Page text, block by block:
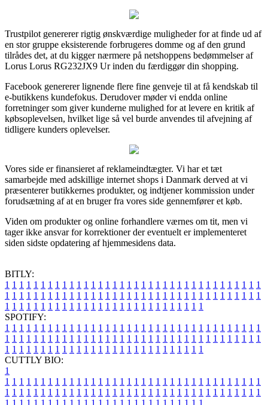
Trustpilot genererer rigtig ønskværdige muligheder for at finde ud af
en stor gruppe eksisterende forbrugeres domme og af den grund
tilrådes det, at du kigger nærmere på netshoppens bedømmelser af
Lorus Lorus RG232JX9 Ur inden du færdiggør din shopping.
Facebook genererer lignende flere fine genveje til at få kendskab til
e-butikkens kundefokus. Derudover møder vi endda online
forretninger som giver kunderne mulighed for at levere en kritik af
købsoplevelsen, hvilket lige så vel burde anvendes til afvejning af
tidligere kunders oplevelser.
Vores side er finansieret af reklameindtægter. Vi har et tæt
samarbejde med adskillige internet shops i Danmark derved at vi
præsenterer butikkernes produkter, og indtjener kommission under
forudsætning af at en bruger fra vores side gennemfører et køb.
Viden om produkter og online forhandlere værnes om tit, men vi
tager ikke ansvar for korrektioner der eventuelt er implementeret
siden sidste opdatering af hjemmesidens data.
BITLY:
1 1 1 1 1 1 1 1 1 1 1 1 1 1 1 1 1 1 1 1 1 1 1 1 1 1 1 1 1 1 1 1 1 1 1 1
1 1 1 1 1 1 1 1 1 1 1 1 1 1 1 1 1 1 1 1 1 1 1 1 1 1 1 1 1 1 1 1 1 1 1 1
1 1 1 1 1 1 1 1 1 1 1 1 1 1 1 1 1 1 1 1 1 1 1 1 1 1 1 1
SPOTIFY:
1 1 1 1 1 1 1 1 1 1 1 1 1 1 1 1 1 1 1 1 1 1 1 1 1 1 1 1 1 1 1 1 1 1 1 1
1 1 1 1 1 1 1 1 1 1 1 1 1 1 1 1 1 1 1 1 1 1 1 1 1 1 1 1 1 1 1 1 1 1 1 1
1 1 1 1 1 1 1 1 1 1 1 1 1 1 1 1 1 1 1 1 1 1 1 1 1 1 1 1
CUTTLY BIO:
1
1 1 1 1 1 1 1 1 1 1 1 1 1 1 1 1 1 1 1 1 1 1 1 1 1 1 1 1 1 1 1 1 1 1 1 1
1 1 1 1 1 1 1 1 1 1 1 1 1 1 1 1 1 1 1 1 1 1 1 1 1 1 1 1 1 1 1 1 1 1 1 1
1 1 1 1 1 1 1 1 1 1 1 1 1 1 1 1 1 1 1 1 1 1 1 1 1 1 1 1